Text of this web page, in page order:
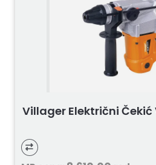
Villager Električni Čekić